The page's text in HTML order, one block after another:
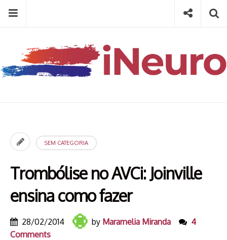
content
Menu
then
press
Type your search keyword, and press enter to search
Social
SEM CATEGORIA
Trombólise no AVCi: Joinville
ensina como fazer
28/02/2014 by Maramelia Miranda
4
Comments